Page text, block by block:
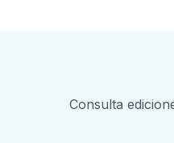
Consulta